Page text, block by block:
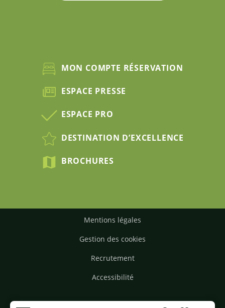
MON COMPTE RÉSERVATION
ESPACE PRESSE
ESPACE PRO
DESTINATION D’EXCELLENCE
BROCHURES
Mentions légales
Gestion des cookies
Recrutement
Accessibilité